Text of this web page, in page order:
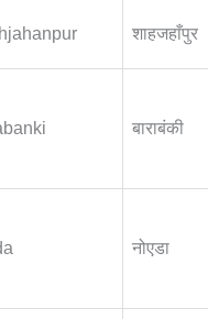
शाहजहाँपुर
बाराबंकी
नोएडा